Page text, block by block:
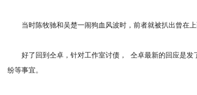
当时陈牧驰和吴楚一闹狗血风波时，前者就被扒出曾
好了回到仝卓，针对工作室讨债， 仝卓最新的回应是发
纷等事宜。